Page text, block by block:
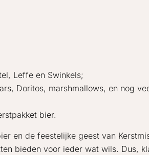
Leffe en Swinkels;
Doritos, marshmallows, en nog
bier.
en de feestelijke geest van
bieden voor ieder wat wils. Dus,